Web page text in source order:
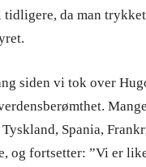
da man
siden vi tok over
Spania,
og fortsetter: ”Vi er